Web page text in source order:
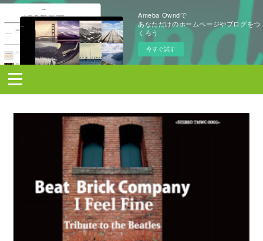
Ameba Owndで
あなただけのホームページやブログをつ
くろう
今すぐ試す